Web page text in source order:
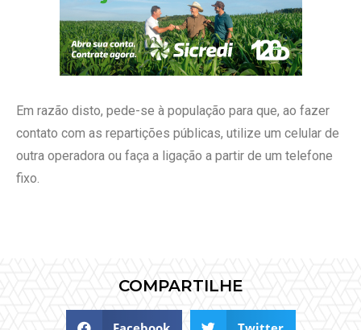
Em razão disto, pede-se à população para que, ao fazer
contato com as repartições públicas, utilize um celular de
outra operadora ou faça a ligação a partir de um telefone
fixo.
COMPARTILHE